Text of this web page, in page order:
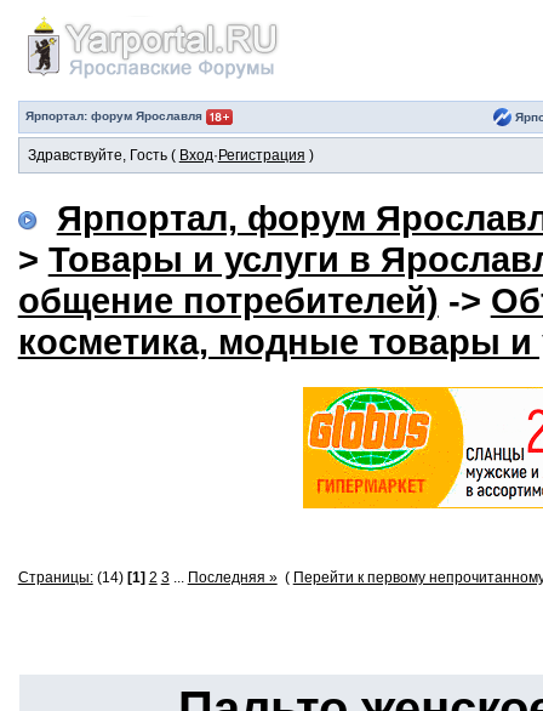
Ярпортал: форум Ярославля
Здравствуйте, Гость ( Вход· Регистрация )
Ярпортал, форум
> Товары и услуги в
общение потребителей) ->
косметика, модные товары и
Страницы:(14) [1] 2 3... Последняя » ( Перейти к первому